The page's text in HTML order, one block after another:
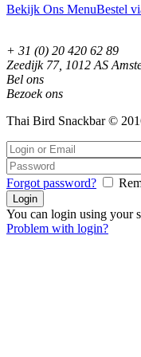
Bekijk Ons MenuBestel
+ 31 (0) 20 420 62 89
Zeedijk 77, 1012 AS
Bel ons
Bezoek ons
Thai Bird Snackbar ©
Forgot password?
You can login using your
Problem with login?